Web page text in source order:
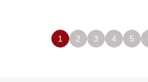
1 2 3 4 5